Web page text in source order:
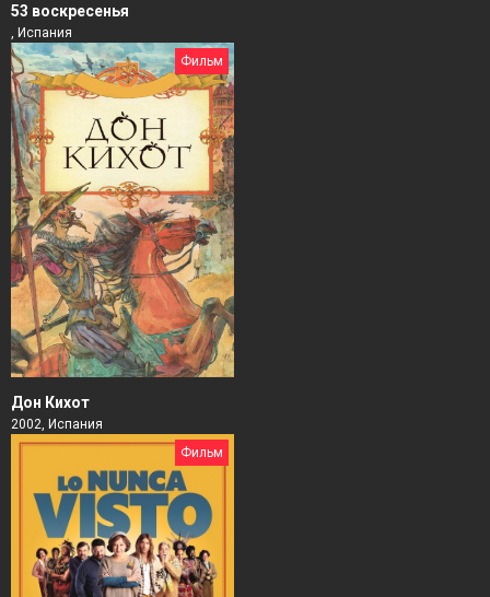
53 воскресенья
, Испания
Фильм
Дон Кихот
2002, Испания
Фильм